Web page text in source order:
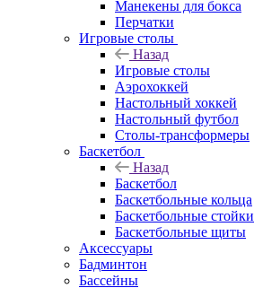
Манекены для бокса
Перчатки
Игровые столы
Назад
Игровые столы
Аэрохоккей
Настольный хоккей
Настольный футбол
Столы-трансформеры
Баскетбол
Назад
Баскетбол
Баскетбольные кольца
Баскетбольные стойки
Баскетбольные щиты
Аксессуары
Бадминтон
Бассейны